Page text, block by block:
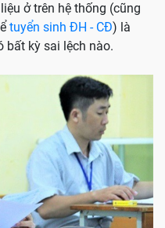
ở trên hệ thống (cũng
tuyển sinh ĐH - CĐ) là
bất kỳ sai lệch nào.